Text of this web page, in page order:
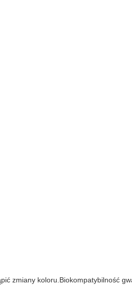
zmiany koloru.Biokompatybilność